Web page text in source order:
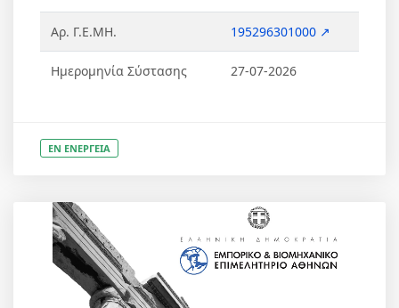
Αρ. Γ.Ε.ΜΗ. 195296301000 ↗
Ημερομηνία Σύστασης 27-07-2026
ΕΝ ΕΝΕΡΓΕΙΑ